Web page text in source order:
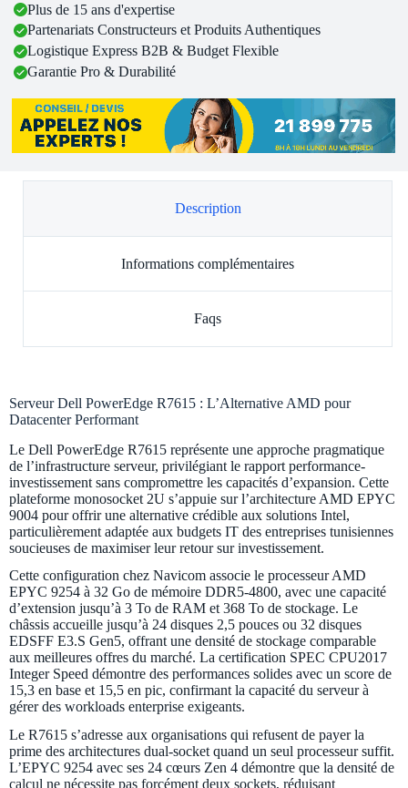
Plus de 15 ans d'expertise
Partenariats Constructeurs et Produits Authentiques
Logistique Express B2B & Budget Flexible
Garantie Pro & Durabilité
Description
Informations complémentaires
Faqs
Serveur Dell PowerEdge R7615 : L’Alternative AMD pour
Datacenter Performant
Le Dell PowerEdge R7615 représente une approche pragmatique
de l’infrastructure serveur, privilégiant le rapport performance-
investissement sans compromettre les capacités d’expansion. Cette
plateforme monosocket 2U s’appuie sur l’architecture AMD EPYC
9004 pour offrir une alternative crédible aux solutions Intel,
particulièrement adaptée aux budgets IT des entreprises tunisiennes
soucieuses de maximiser leur retour sur investissement.
Cette configuration chez Navicom associe le processeur AMD
EPYC 9254 à 32 Go de mémoire DDR5-4800, avec une capacité
d’extension jusqu’à 3 To de RAM et 368 To de stockage. Le
châssis accueille jusqu’à 24 disques 2,5 pouces ou 32 disques
EDSFF E3.S Gen5, offrant une densité de stockage comparable
aux meilleures offres du marché. La certification SPEC CPU2017
Integer Speed démontre des performances solides avec un score de
15,3 en base et 15,5 en pic, confirmant la capacité du serveur à
gérer des workloads enterprise exigeants.
Le R7615 s’adresse aux organisations qui refusent de payer la
prime des architectures dual-socket quand un seul processeur suffit.
L’EPYC 9254 avec ses 24 cœurs Zen 4 démontre que la densité de
calcul ne nécessite pas forcément deux sockets, réduisant